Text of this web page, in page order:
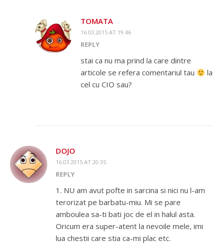
TOMATA
16.03.2015 AT 19:46
REPLY
stai ca nu ma prind la care dintre
articole se refera comentariul tau
la
cel cu CIO sau?
DOJO
16.03.2015 AT 20:35
REPLY
1. NU am avut pofte in sarcina si nici nu l-am
terorizat pe barbatu-miu. Mi se pare
amboulea sa-ti bati joc de el in halul asta.
Oricum era super-atent la nevoile mele, imi
lua chestii care stia ca-mi plac etc.